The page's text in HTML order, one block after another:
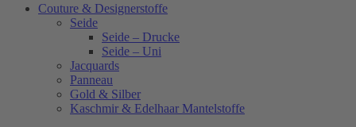
Couture & Designerstoffe
Seide
Seide – Drucke
Seide – Uni
Jacquards
Panneau
Gold & Silber
Kaschmir & Edelhaar Mantelstoffe